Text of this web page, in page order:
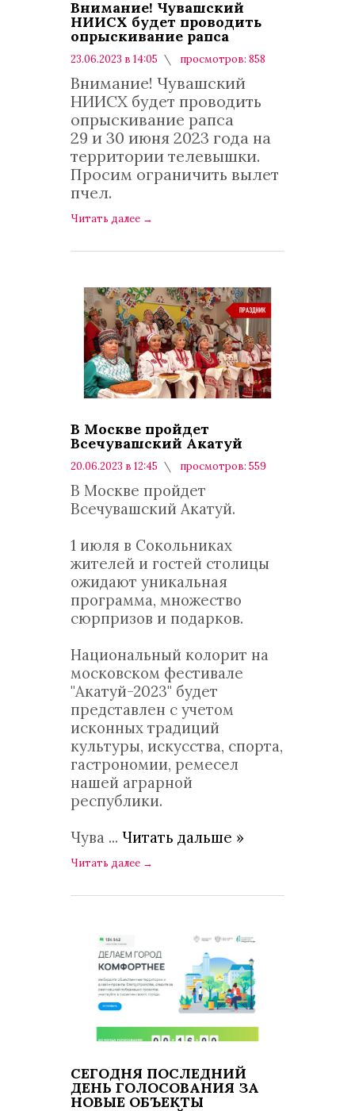
Внимание! Чувашский
НИИСХ будет проводить
опрыскивание рапса
23.06.2023 в 14:05
просмотров: 858
комментариев: 0
Внимание! Чувашский
НИИСХ будет проводить
опрыскивание рапса
29 и 30 июня 2023 года на
территории телевышки.
Просим ограничить вылет
пчел.
Читать далее →
В Москве пройдет
Всечувашский Акатуй
20.06.2023 в 12:45
просмотров: 559
комментариев: 0
В Москве пройдет
Всечувашский Акатуй.
1 июля в Сокольниках
жителей и гостей столицы
ожидают уникальная
программа, множество
сюрпризов и подарков.
Национальный колорит на
московском фестивале
"Акатуй-2023" будет
представлен с учетом
исконных традиций
культуры, искусства, спорта,
гастрономии, ремесел
нашей аграрной
республики.
Чува ... Читать дальше »
Читать далее →
СЕГОДНЯ ПОСЛЕДНИЙ
ДЕНЬ ГОЛОСОВАНИЯ ЗА
НОВЫЕ ОБЪЕКТЫ